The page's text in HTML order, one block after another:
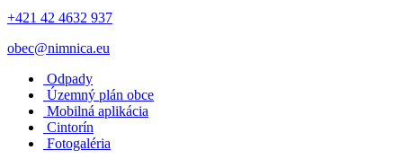
+421 42 4632 937
obec@nimnica.eu
Odpady
Územný plán obce
Mobilná aplikácia
Cintorín
Fotogaléria